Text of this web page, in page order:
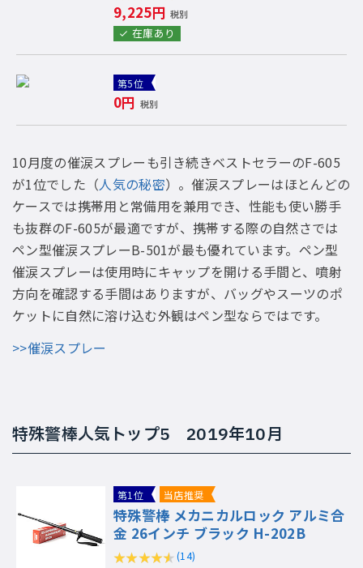
9,225円 税別
在庫あり
第5位
0円 税別
10月度の催涙スプレーも引き続きベストセラーのF-605
が1位でした（人気の秘密）。催涙スプレーはほとんどの
ケースでは携帯用と常備用を兼用でき、性能も使い勝手
も抜群のF-605が最適ですが、携帯する際の自然さでは
ペン型催涙スプレーB-501が最も優れています。ペン型
催涙スプレーは使用時にキャップを開ける手間と、噴射
方向を確認する手間はありますが、バッグやスーツのポ
ケットに自然に溶け込む外観はペン型ならではです。
>>催涙スプレー
特殊警棒人気トップ5 2019年10月
第1位 当店推奨
特殊警棒 メカニカルロック アルミ合
金 26インチ ブラック H-202B
(14)